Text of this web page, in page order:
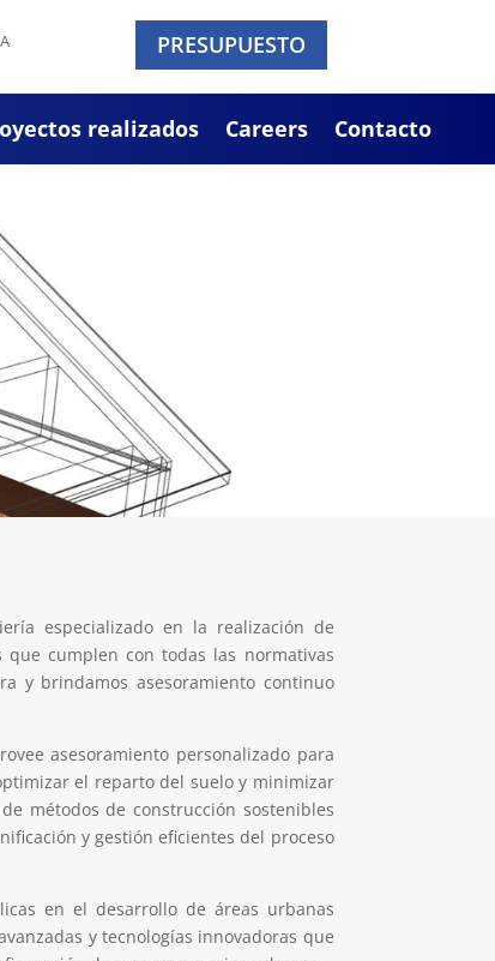
PRESUPUESTO
realizados Careers Contacto
especializado en la realización de
que cumplen con todas las normativas
y brindamos asesoramiento continuo
asesoramiento personalizado para
el reparto del suelo y minimizar
métodos de construcción sostenibles
y gestión eficientes del proceso
en el desarrollo de áreas urbanas
y tecnologías innovadoras que